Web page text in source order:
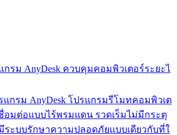
กรม AnyDesk ควบคุมคอมพิวเตอร์ระยะไ
กรม AnyDesk โปรแกรมรีโมทคอมพิวเต
อมต่อแบบไร้พรมแดน รวดเร็มไม่มีกระตุ
ะบบรักษาความปลอดภัยแบบเดียวกับที่ใ